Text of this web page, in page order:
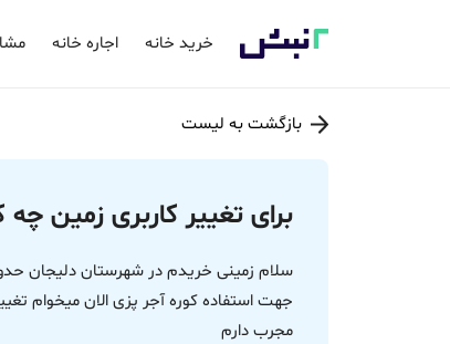
خرید خانه اجاره خانه
بازگشت به لیست
برای تغییر کاربری زمین چه
جهت استفاده کوره آجر پزی الان میخوام
مجرب دارم